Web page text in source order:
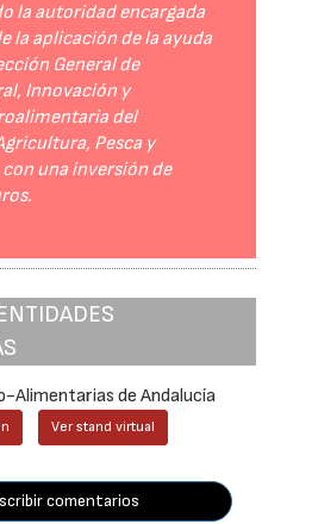
la autoridad encargada
la aplicación de la ayuda
General de
Innovación y
del
Pesca y
una inversión de
Alimentarias de Andalucía
Ver stand virtual
comentarios